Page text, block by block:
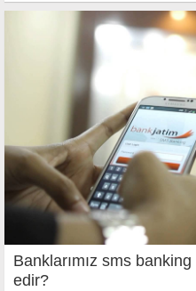
Banklarımız sms
edir?